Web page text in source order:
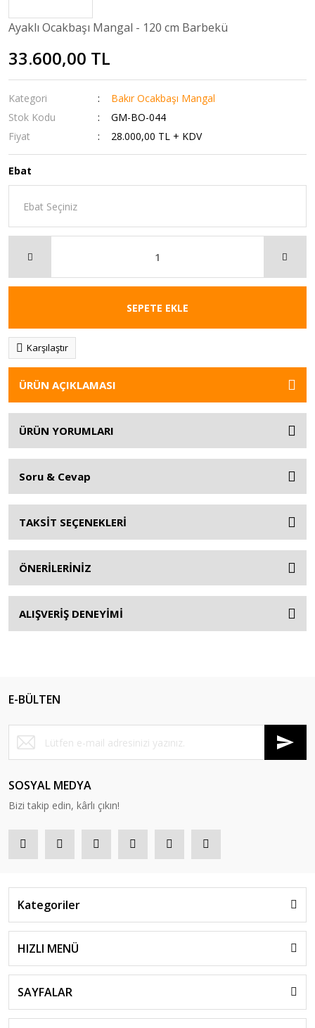
Ayaklı Ocakbaşı Mangal - 120 cm Barbekü
33.600,00 TL
Kategori
Bakır Ocakbaşı Mangal
Stok Kodu
GM-BO-044
Fiyat
28.000,00 TL + KDV
Ebat
SEPETE EKLE
Karşılaştır
ÜRÜN AÇIKLAMASI
ÜRÜN YORUMLARI
Soru & Cevap
TAKSİT SEÇENEKLERİ
ÖNERİLERİNİZ
ALIŞVERİŞ DENEYİMİ
E-BÜLTEN
SOSYAL MEDYA
Bizi takip edin, kârlı çıkın!
Kategoriler
HIZLI MENÜ
SAYFALAR